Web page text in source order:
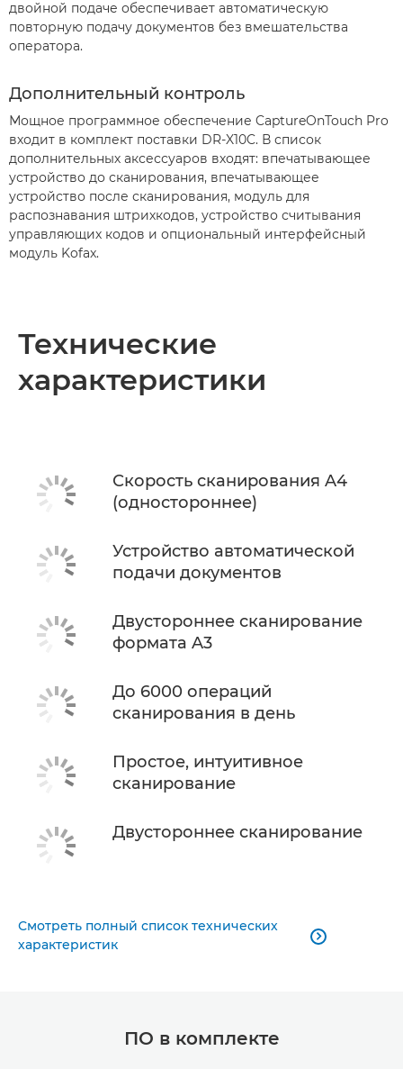
двойной подаче обеспечивает автоматическую
повторную подачу документов без вмешательства
оператора.
Дополнительный контроль
Мощное программное обеспечение CaptureOnTouch Pro
входит в комплект поставки DR-X10C. В список
дополнительных аксессуаров входят: впечатывающее
устройство до сканирования, впечатывающее
устройство после сканирования, модуль для
распознавания штрихкодов, устройство считывания
управляющих кодов и опциональный интерфейсный
модуль Kofax.
Технические
характеристики
Скорость сканирования A4
(одностороннее)
Устройство автоматической
подачи документов
Двустороннее сканирование
формата A3
До 6000 операций
сканирования в день
Простое, интуитивное
сканирование
Двустороннее сканирование
Смотреть полный список технических
характеристик

ПО в комплекте